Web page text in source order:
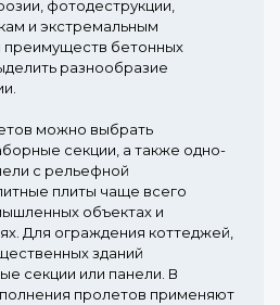
фотодеструкции,
и экстремальным
бетонных
разнообразие
можно выбрать
секции, а также одно-
с рельефной
плиты чаще всего
объектах и
Для ограждения коттеджей,
зданий
секции или панели. В
пролетов применяют